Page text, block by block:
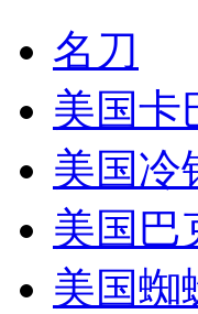
名刀
美国卡
美国冷
美国巴
美国蜘